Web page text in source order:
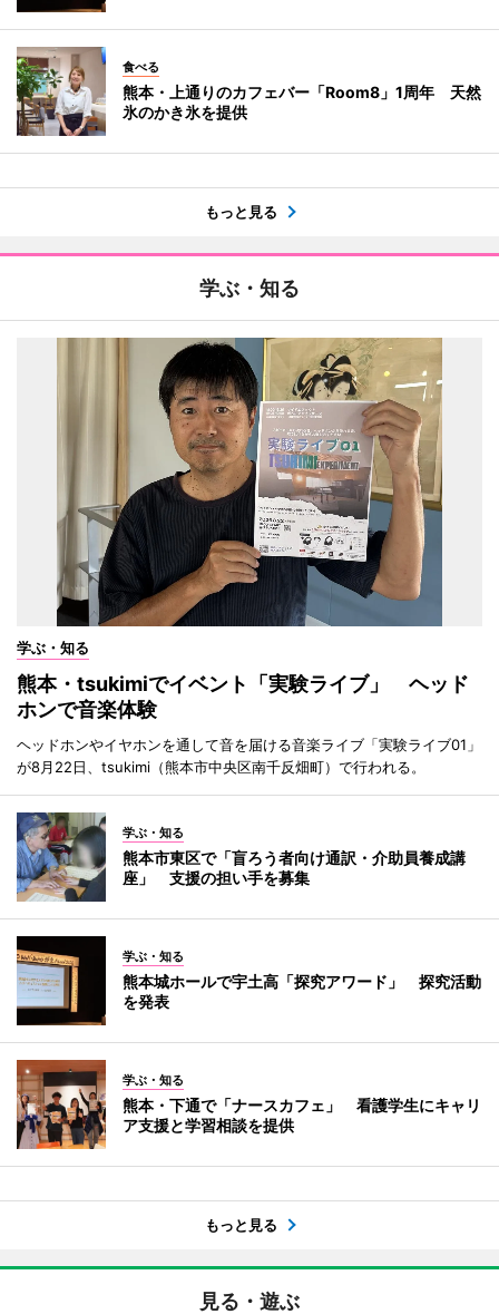
食べる
熊本・上通りのカフェバー「Room8」1周年 天然
氷のかき氷を提供
もっと見る
学ぶ・知る
学ぶ・知る
熊本・tsukimiでイベント「実験ライブ」 ヘッド
ホンで音楽体験
ヘッドホンやイヤホンを通して音を届ける音楽ライブ「実験ライブ01」
が8月22日、tsukimi（熊本市中央区南千反畑町）で行われる。
学ぶ・知る
熊本市東区で「盲ろう者向け通訳・介助員養成講
座」 支援の担い手を募集
学ぶ・知る
熊本城ホールで宇土高「探究アワード」 探究活動
を発表
学ぶ・知る
熊本・下通で「ナースカフェ」 看護学生にキャリ
ア支援と学習相談を提供
もっと見る
見る・遊ぶ